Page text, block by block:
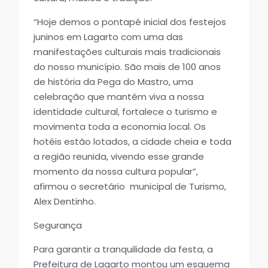
“Hoje demos o pontapé inicial dos festejos
juninos em Lagarto com uma das
manifestações culturais mais tradicionais
do nosso município. São mais de 100 anos
de história da Pega do Mastro, uma
celebração que mantém viva a nossa
identidade cultural, fortalece o turismo e
movimenta toda a economia local. Os
hotéis estão lotados, a cidade cheia e toda
a região reunida, vivendo esse grande
momento da nossa cultura popular”,
afirmou o secretário municipal de Turismo,
Alex Dentinho.
Segurança
Para garantir a tranquilidade da festa, a
Prefeitura de Lagarto montou um esquema